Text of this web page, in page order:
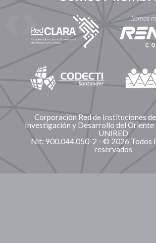
Corporación Red de Instituciones
Investigación y Desarrollo del Oriente
UNIRED
Nit: 900.044.050-2 - © 2026 Todos
reservados